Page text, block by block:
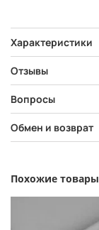
Характеристики
Отзывы
Вопросы
Обмен и возврат
Похожие товары